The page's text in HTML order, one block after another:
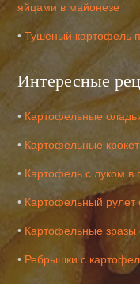
яйцами в майонезе
•Тушеный картофель
Интересные
• Картофельные
• Картофельные
• Картофель с луком в
• Картофельный рулет
• Картофельные зразы
• Ребрышки с